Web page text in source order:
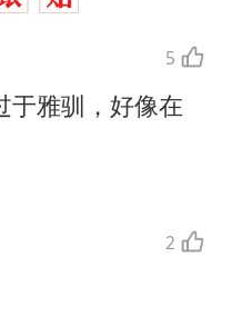
5
于雅驯，好像在
2